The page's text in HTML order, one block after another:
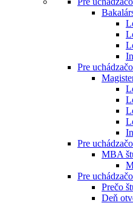
Pre
Pre
MBA
Pre
Prečo
Deň